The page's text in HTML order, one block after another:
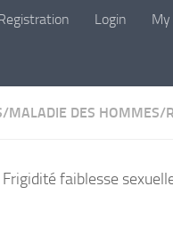
Login
/MALADIE DES HOMMES/
faiblesse